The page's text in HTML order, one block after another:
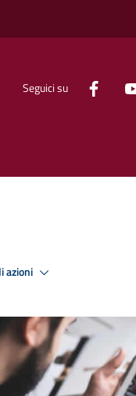
Seguici su
azioni